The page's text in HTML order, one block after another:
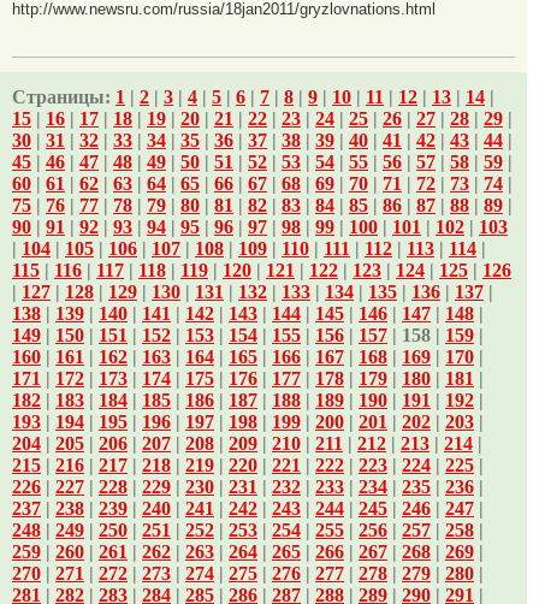
http://www.newsru.com/russia/18jan2011/gryzlovnations.html
Страницы: 1 | 2 | 3 | 4 | 5 | 6 | 7 | 8 | 9 | 10 | 11 | 12 | 13 | 14 |
15 | 16 | 17 | 18 | 19 | 20 | 21 | 22 | 23 | 24 | 25 | 26 | 27 | 28 | 29 |
30 | 31 | 32 | 33 | 34 | 35 | 36 | 37 | 38 | 39 | 40 | 41 | 42 | 43 | 44 |
45 | 46 | 47 | 48 | 49 | 50 | 51 | 52 | 53 | 54 | 55 | 56 | 57 | 58 | 59 |
60 | 61 | 62 | 63 | 64 | 65 | 66 | 67 | 68 | 69 | 70 | 71 | 72 | 73 | 74 |
75 | 76 | 77 | 78 | 79 | 80 | 81 | 82 | 83 | 84 | 85 | 86 | 87 | 88 | 89 |
90 | 91 | 92 | 93 | 94 | 95 | 96 | 97 | 98 | 99 | 100 | 101 | 102 | 103
| 104 | 105 | 106 | 107 | 108 | 109 | 110 | 111 | 112 | 113 | 114 |
115 | 116 | 117 | 118 | 119 | 120 | 121 | 122 | 123 | 124 | 125 | 126
| 127 | 128 | 129 | 130 | 131 | 132 | 133 | 134 | 135 | 136 | 137 |
138 | 139 | 140 | 141 | 142 | 143 | 144 | 145 | 146 | 147 | 148 |
149 | 150 | 151 | 152 | 153 | 154 | 155 | 156 | 157 | 158 | 159 |
160 | 161 | 162 | 163 | 164 | 165 | 166 | 167 | 168 | 169 | 170 |
171 | 172 | 173 | 174 | 175 | 176 | 177 | 178 | 179 | 180 | 181 |
182 | 183 | 184 | 185 | 186 | 187 | 188 | 189 | 190 | 191 | 192 |
193 | 194 | 195 | 196 | 197 | 198 | 199 | 200 | 201 | 202 | 203 |
204 | 205 | 206 | 207 | 208 | 209 | 210 | 211 | 212 | 213 | 214 |
215 | 216 | 217 | 218 | 219 | 220 | 221 | 222 | 223 | 224 | 225 |
226 | 227 | 228 | 229 | 230 | 231 | 232 | 233 | 234 | 235 | 236 |
237 | 238 | 239 | 240 | 241 | 242 | 243 | 244 | 245 | 246 | 247 |
248 | 249 | 250 | 251 | 252 | 253 | 254 | 255 | 256 | 257 | 258 |
259 | 260 | 261 | 262 | 263 | 264 | 265 | 266 | 267 | 268 | 269 |
270 | 271 | 272 | 273 | 274 | 275 | 276 | 277 | 278 | 279 | 280 |
281 | 282 | 283 | 284 | 285 | 286 | 287 | 288 | 289 | 290 | 291 |